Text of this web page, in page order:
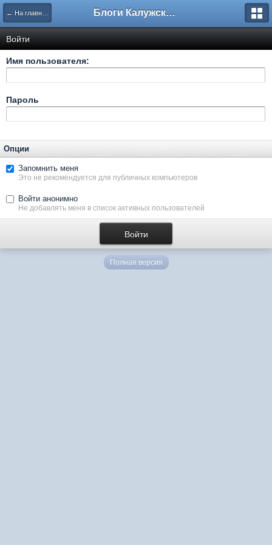
← На главную Блоги Калужского перекрестка
Войти
Имя пользователя:
Пароль
Опции
Запомнить меня
Это не рекомендуется для публичных компьютеров
Войти анонимно
Не добавлять меня в список активных пользователей
Полная версия